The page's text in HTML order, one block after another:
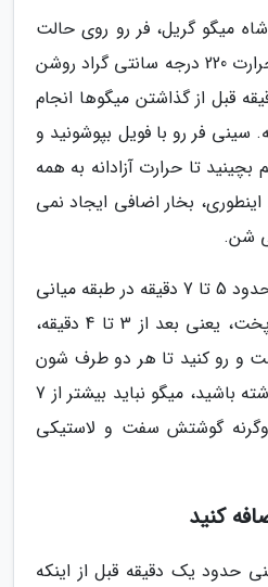
میگو گریل، فر رو روی حالت
Grill یا Broil بذارید یا با حرارت 220 درجه سانتی گراد روشن
این کار رو 5 تا 10 دقیقه قبل از گذاشتن میگوها انجام
سینی فر رو با فویل بپوشونید و
بچینید تا حرارت آزادانه به همه
بخار اضافی ایجاد نمی
شن.
حالا سینی حاوی میگو رو حدود 5 تا 7 دقیقه در طبقه میانی
فر گرم قرار بدید. در نیمه پخت، یعنی بعد از 3 تا 4 دقیقه،
و رو کنید تا هر دو طرف شون
کاملا طلایی بشه. توجه داشته باشید، میگو نباید بیشتر از 7
وگرنه گوشتش سفت و لاستیکی
کنید
حدود یک دقیقه قبل از اینکه